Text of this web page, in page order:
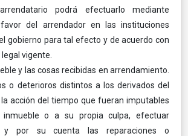
podrá efectuarlo mediante
del arrendador en las instituciones
gobierno para tal efecto y de acuerdo con
vigente.
y las cosas recibidas en arrendamiento.
o deterioros distintos a los derivados del
acción del tiempo que fueran imputables
o a su propia culpa, efectuar
y por su cuenta las reparaciones o